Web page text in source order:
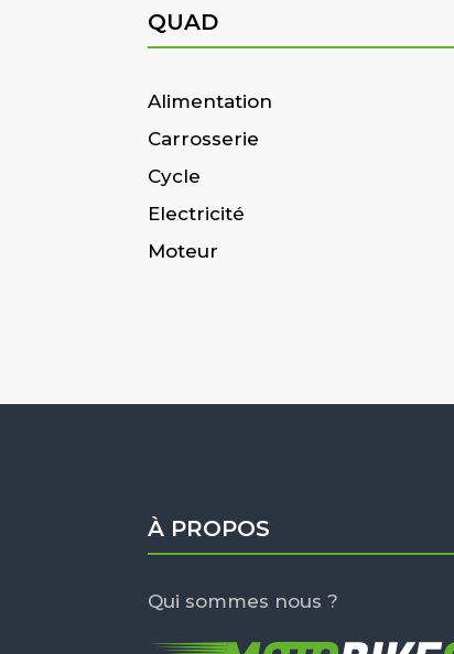
QUAD
Alimentation
Carrosserie
Cycle
Electricité
Moteur
À PROPOS
Qui sommes nous ?